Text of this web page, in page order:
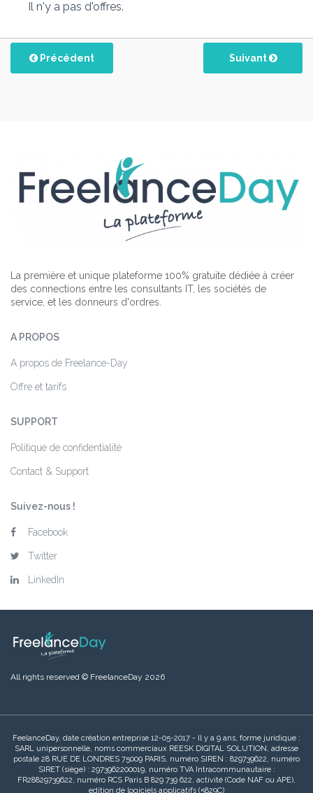
Il n'y a pas d'offres.
Précédent Suivant
La première et unique plateforme 100% gratuite dédiée à créer
des connections entre les consultants IT, les sociétés de
service, et les donneurs d'ordres.
A PROPOS
A propos de Freelance-Day
Offre et tarifs
SUPPORT
Politique de confidentialité
Contact & Support
Suivez-nous !
Facebook
Twitter
LinkedIn
All rights reserved © FreelanceDay 2026
FeelanceDay, date création entreprise 12-05-2017 - Il y a 9 ans, forme juridique :
SARL unipersonnelle, noms commerciaux REESK DIGITAL SOLUTION, adresse
postale 28 RUE DE LONDRES 75009 PARIS, numéro SIREN : 829739622, numéro
SIRET (siège) : 2973962200019, numéro TVA Intracommunautaire :
FR28829739622, numéro RCS Paris B 829 739 622, activité (Code NAF ou APE),
edition de logiciels applicatifs (5829C)